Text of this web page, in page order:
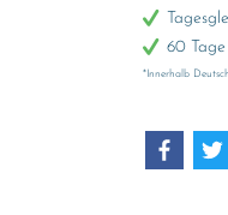
60
*Innerhalb